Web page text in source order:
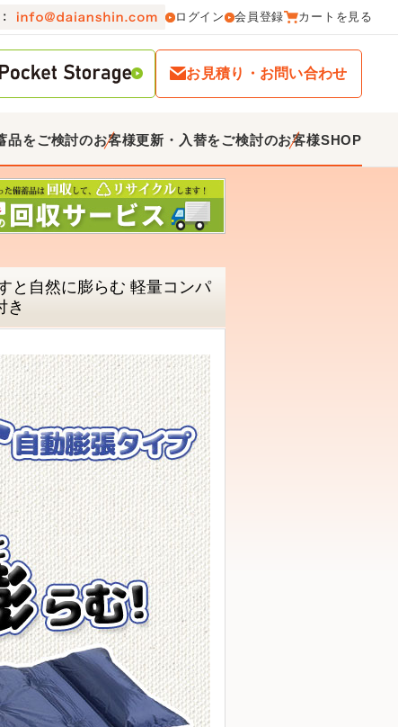
ログイン 会員登録 カートを見る
お見積り・お問い合わせ
品をご検討のお客様更新・入替をご検討のお客様SHOP
と自然に膨らむ 軽量コンパ
き